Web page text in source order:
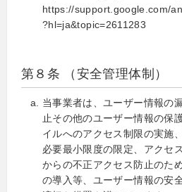
https://support.google.com/
?hl=ja&topic=2611283
第８条 （安全管理体制）
当事業者は、ユーザー情報の
止その他のユーザー情報の保
イルへのアクセス制限の実施
必要最小限度の限定、アクセ
からの不正アクセス防止のた
の導入等、ユーザー情報の安